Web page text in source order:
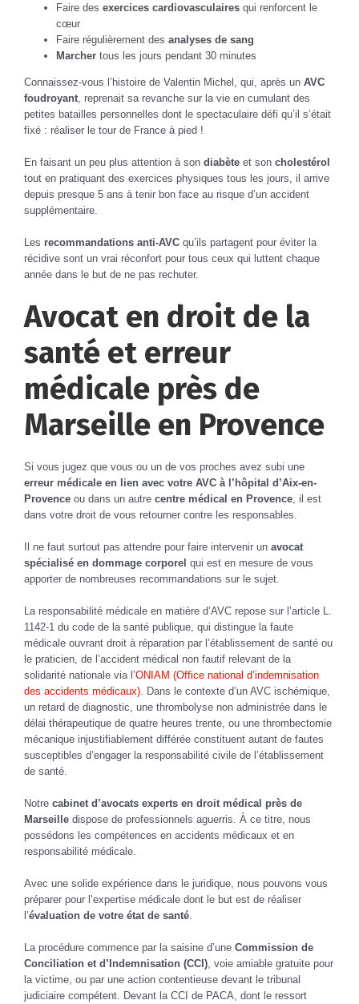
Faire des exercices cardiovasculaires qui renforcent le
cœur
Faire régulièrement des analyses de sang
Marcher tous les jours pendant 30 minutes
Connaissez-vous l’histoire de Valentin Michel, qui, après un AVC
foudroyant , reprenait sa revanche sur la vie en cumulant des
petites batailles personnelles dont le spectaculaire défi qu’il s’était
fixé : réaliser le tour de France à pied !
En faisant un peu plus attention à son diabète et son cholestérol
tout en pratiquant des exercices physiques tous les jours, il arrive
depuis presque 5 ans à tenir bon face au risque d’un accident
supplémentaire.
Les recommandations anti-AVC qu’ils partagent pour éviter la
récidive sont un vrai réconfort pour tous ceux qui luttent chaque
année dans le but de ne pas rechuter.
Avocat en droit de la
santé et erreur
médicale près de
Marseille en Provence
Si vous jugez que vous ou un de vos proches avez subi une
erreur médicale en lien avec votre AVC à l’hôpital d’Aix-en-
Provence ou dans un autre centre médical en Provence , il est
dans votre droit de vous retourner contre les responsables.
Il ne faut surtout pas attendre pour faire intervenir un avocat
spécialisé en dommage corporel qui est en mesure de vous
apporter de nombreuses recommandations sur le sujet.
La responsabilité médicale en matière d’AVC repose sur l’article L.
1142-1 du code de la santé publique, qui distingue la faute
médicale ouvrant droit à réparation par l’établissement de santé ou
le praticien, de l’accident médical non fautif relevant de la
solidarité nationale via l’ONIAM (Office national d’indemnisation
des accidents médicaux) . Dans le contexte d’un AVC ischémique,
un retard de diagnostic, une thrombolyse non administrée dans le
délai thérapeutique de quatre heures trente, ou une thrombectomie
mécanique injustifiablement différée constituent autant de fautes
susceptibles d’engager la responsabilité civile de l’établissement
de santé.
Notre cabinet d’avocats experts en droit médical près de
Marseille dispose de professionnels aguerris. À ce titre, nous
possédons les compétences en accidents médicaux et en
responsabilité médicale.
Avec une solide expérience dans le juridique, nous pouvons vous
préparer pour l’expertise médicale dont le but est de réaliser
l’évaluation de votre état de santé
La procédure commence par la saisine d’une Commission de
Conciliation et d’Indemnisation (CCI) , voie amiable gratuite pour
la victime, ou par une action contentieuse devant le tribunal
judiciaire compétent. Devant la CCI de PACA, dont le ressort